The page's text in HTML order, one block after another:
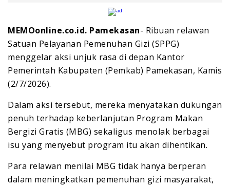
MEMOonline.co.id. Pamekasan- Ribuan relawan
Satuan Pelayanan Pemenuhan Gizi (SPPG)
menggelar aksi unjuk rasa di depan Kantor
Pemerintah Kabupaten (Pemkab) Pamekasan, Kamis
(2/7/2026).
Dalam aksi tersebut, mereka menyatakan dukungan
penuh terhadap keberlanjutan Program Makan
Bergizi Gratis (MBG) sekaligus menolak berbagai
isu yang menyebut program itu akan dihentikan.
Para relawan menilai MBG tidak hanya berperan
dalam meningkatkan pemenuhan gizi masyarakat,